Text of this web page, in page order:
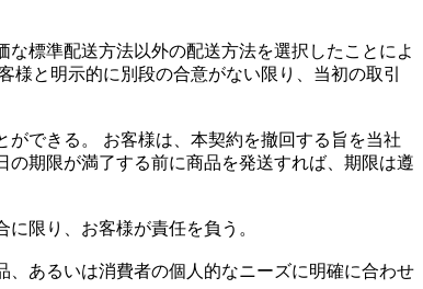
標準配送方法以外の配送方法を選択したことによ
と明示的に別段の合意がない限り、当初の取引
できる。 お客様は、本契約を撤回する旨を当社
期限が満了する前に商品を発送すれば、期限は遵
限り、お客様が責任を負う。
あるいは消費者の個人的なニーズに明確に合わせ